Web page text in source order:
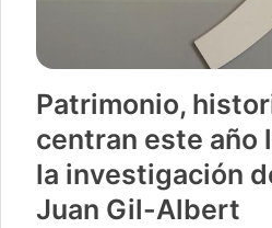
Patrimonio,
centran este año
la investigación
Juan Gil-Albert